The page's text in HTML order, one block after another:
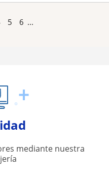
5 6 ...
mediante nuestra